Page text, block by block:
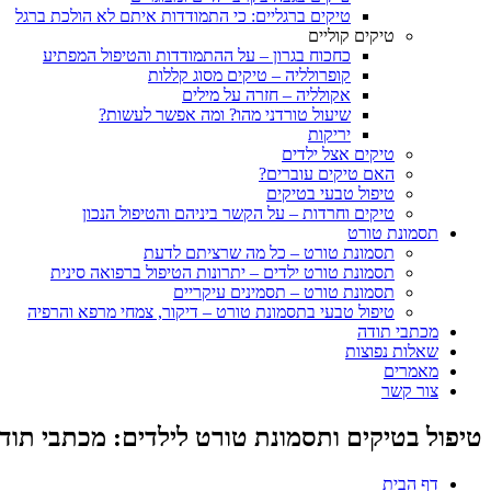
טיקים ברגליים: כי התמודדות איתם לא הולכת ברגל
טיקים קוליים
כחכוח בגרון – על ההתמודדות והטיפול המפתיע
קופרולליה – טיקים מסוג קללות
אקולליה – חזרה על מילים
שיעול טורדני מהו? ומה אפשר לעשות?
יריקות
טיקים אצל ילדים
האם טיקים עוברים?
טיפול טבעי בטיקים
טיקים וחרדות – על הקשר ביניהם והטיפול הנכון
תסמונת טורט
תסמונת טורט – כל מה שרציתם לדעת
תסמונת טורט ילדים – יתרונות הטיפול ברפואה סינית
תסמונת טורט – תסמינים עיקריים
טיפול טבעי בתסמונת טורט – דיקור, צמחי מרפא והרפיה
מכתבי תודה
שאלות נפוצות
מאמרים
צור קשר
טיפול בטיקים ותסמונת טורט לילדים: מכתבי
דף הבית